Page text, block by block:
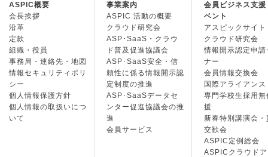
ASPIC概要
会長挨拶
沿革
定款
組織・役員
事務局・連絡先・地図
情報セキュリティポリ
シー
個人情報保護方針
個人情報の取扱いにつ
いて
事業案内
ASPIC 活動の概要
クラウド研究会
ASP･SaaS・クラウ
ド普及促進協議会
ASP･SaaS安全・信
頼性に係る情報開示認
定制度の推進
ASP･SaaSデータセ
ンター促進協議会の推
進
会員サービス
会員ビジネス支援
ベント
アスピックサイト
クラウド研究会
情報開示認定申請
ナー
会員情報交換会
国際アライアンス
専門学校生採用無
援
新春特別講演会・
交歓会
ASPIC定例総会
ASPICクラウド